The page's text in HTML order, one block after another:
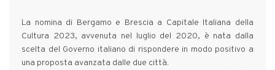
La nomina di Bergamo e Brescia a Capitale Italiana della
Cultura 2023, avvenuta nel luglio del 2020, è nata dalla
scelta del Governo italiano di rispondere in modo positivo a
una proposta avanzata dalle due città.